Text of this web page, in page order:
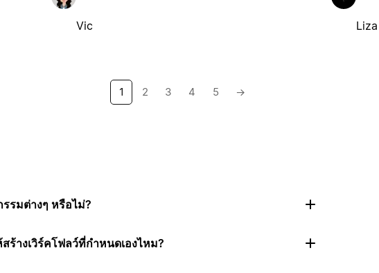
Vic
1 2 3 4 5 →
รมต่างๆ หรือไม่?
ร้างเวิร์คโฟลว์ที่กำหนดเองไหม?